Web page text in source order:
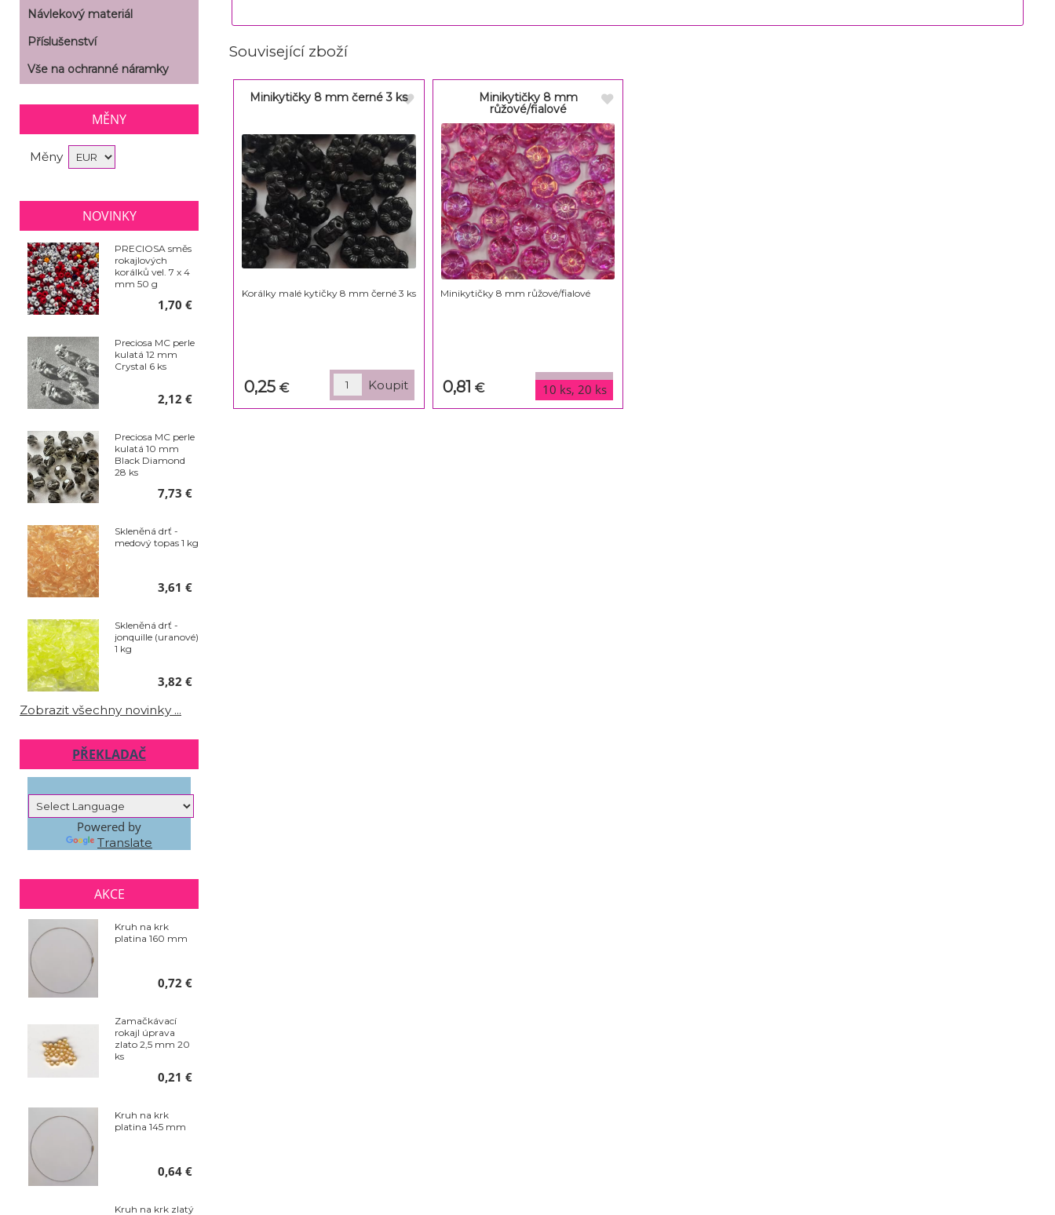
Související zboží
Minikytičky 8 mm černé 3 ks
Korálky malé kytičky 8 mm černé 3 ks
0,25 €
Minikytičky 8 mm
růžové/fialové
Minikytičky 8 mm růžové/fialové
varianty
10 ks, 20 ks
0,81€
Návlekový materiál
Příslušenství
Vše na ochranné náramky
MĚNY
Měny
NOVINKY
PRECIOSA směs
rokajlových
korálků vel. 7 x 4
mm 50 g
1,70 €
Preciosa MC perle
kulatá 12 mm
Crystal 6 ks
2,12 €
Preciosa MC perle
kulatá 10 mm
Black Diamond
28 ks
7,73 €
Skleněná drť -
medový topas 1 kg
3,61 €
Skleněná drť -
jonquille (uranové)
1 kg
3,82 €
Zobrazit všechny novinky ...
PŘEKLADAČ
Powered by
Translate
AKCE
Kruh na krk
platina 160 mm
0,72 €
Zamačkávací
rokajl úprava
zlato 2,5 mm 20
ks
0,21 €
Kruh na krk
platina 145 mm
0,64 €
Kruh na krk zlatý